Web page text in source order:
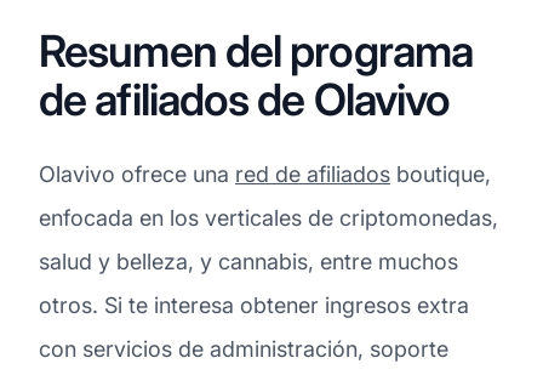
Resumen del programa
de afiliados de Olavivo
Olavivo ofrece una red de afiliados boutique,
enfocada en los verticales de criptomonedas,
salud y belleza, y cannabis, entre muchos
otros. Si te interesa obtener ingresos extra
con servicios de administración, soporte